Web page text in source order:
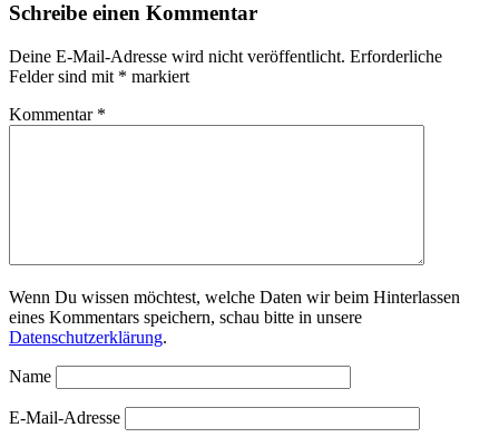
Schreibe einen Kommentar
Deine E-Mail-Adresse wird nicht veröffentlicht. Erforderliche
Felder sind mit * markiert
Kommentar *
Wenn Du wissen möchtest, welche Daten wir beim Hinterlassen
eines Kommentars speichern, schau bitte in unsere
Datenschutzerklärung.
Name
E-Mail-Adresse